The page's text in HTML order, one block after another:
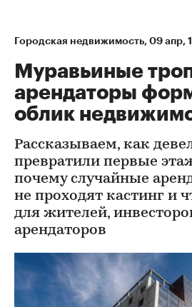
Городская недвижимость 09 апр,
Муравьиные
арендаторы
облик
Рассказываем, как
превратили первые
почему случайные
не проходят кастинг и
для жителей,
арендаторов